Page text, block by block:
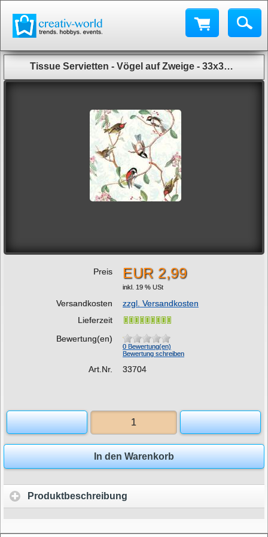
Tissue Servietten - Vögel auf Zweige - 33x33cm, 20 Stück - 33704
Preis EUR 2,99
inkl. 19 % USt
Versandkosten
zzgl. Versandkosten
Lieferzeit
Bewertung(en)
0 Bewertung(en)
Bewertung schreiben
Art.Nr. 33704
In den Warenkorb
Produktbeschreibung